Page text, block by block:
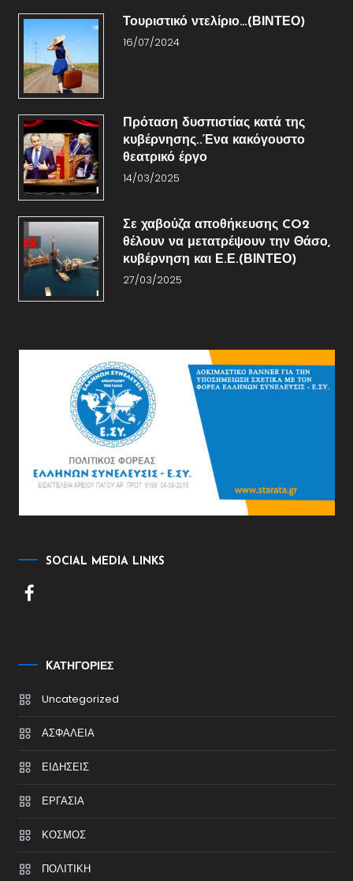
Τουριστικό ντελίριο…(ΒΙΝΤΕΟ)
16/07/2024
Πρόταση δυσπιστίας κατά της
κυβέρνησης..Ένα κακόγουστο
θεατρικό έργο
14/03/2025
Σε χαβούζα αποθήκευσης CO2
θέλουν να μετατρέψουν την Θάσο,
κυβέρνηση και Ε.Ε.(ΒΙΝΤΕΟ)
27/03/2025
SOCIAL MEDIA LINKS
KΑΤΗΓΟΡΊΕΣ
Uncategorized
ΑΣΦΑΛΕΙΑ
ΕΙΔΗΣΕΙΣ
ΕΡΓΑΣΙΑ
ΚΟΣΜΟΣ
ΠΟΛΙΤΙΚΗ